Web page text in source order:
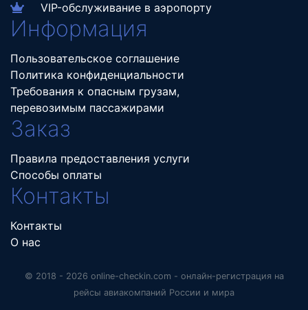
VIP-обслуживание в аэропорту
Информация
Пользовательское соглашение
Политика конфиденциальности
Требования к опасным грузам,
перевозимым пассажирами
Заказ
Правила предоставления услуги
Способы оплаты
Контакты
Контакты
О нас
© 2018 - 2026 online-checkin.com - онлайн-регистрация на
рейсы авиакомпаний России и мира